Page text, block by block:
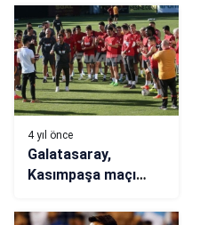
Arveladze’den
Pelkas açıklaması
4 yıl önce
Galatasaray,
Kasımpaşa maçı
sürdürdü